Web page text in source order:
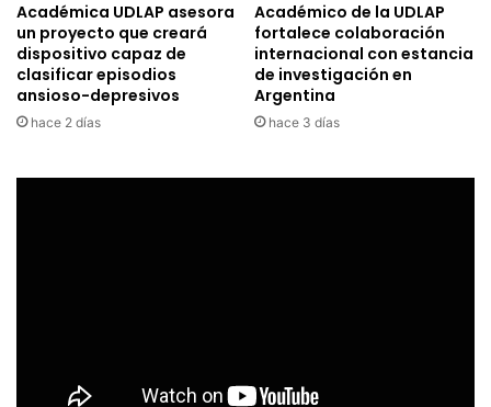
Académica UDLAP asesora
un proyecto que creará
dispositivo capaz de
clasificar episodios
ansioso-depresivos
hace 2 días
Académico de la UDLAP
fortalece colaboración
internacional con estancia
de investigación en
Argentina
hace 3 días